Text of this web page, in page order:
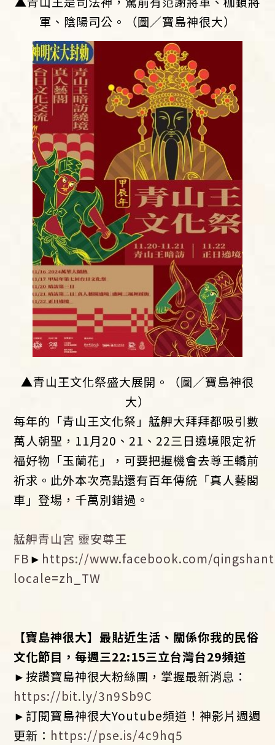
軍、陰陽司公。（圖／寶島神很大）
▲青山王文化祭盛大展開。（圖／寶島神很
大）
每年的「青山王文化祭」艋舺大拜拜都吸引數
萬人朝聖，11月20、21、22三日遶境限定祈
福好物「玉蘭花」，可要把握機會去尊王轎前
祈求。此外本次亮點還有百年傳統「真人藝閣
車」登場，千萬別錯過。
艋舺青山宮 靈安尊王
FB► https://www.facebook.com/
locale=zh_TW
【寶島神很大】最貼近生活、關係你我的民俗
文化節目，每週三22:15三立台灣台29頻道
►按讚寶島神很大粉絲團，掌握最新消息：
https://bit.ly/3n9Sb9C
►訂閱寶島神很大Youtube頻道！神影片週週
更新： https://pse.is/4c9hq5